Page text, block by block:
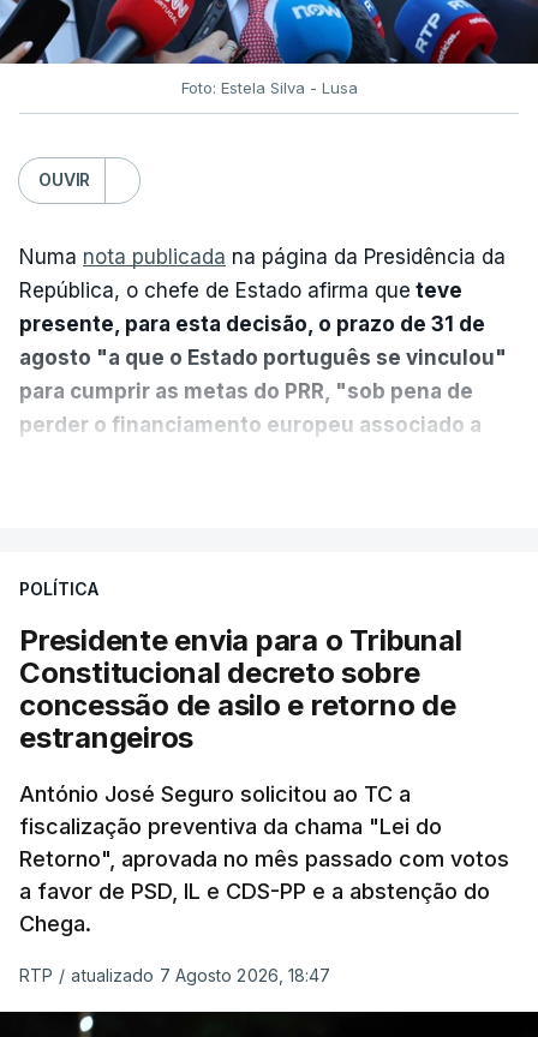
Foto: Estela Silva - Lusa
OUVIR
Numa nota publicada na página da Presidência da
República, o chefe de Estado afirma que teve
presente, para esta decisão, o prazo de 31 de
agosto "a que o Estado português se vinculou"
para cumprir as metas do PRR, "sob pena de
perder o financiamento europeu associado a
sistema mais simples, mais justo e transparente".
"Sempre que seja possível reduzir burocracias,
eliminar sobreposições e garantir que os apoios
chegam a quem mais necessita, estaremos a dar
um passo na direção certa", argumenta o
Presidente da República.
Assegurar que "ninguém é
prejudicado"
O Preisdente deixa, no entanto, deixa alguns
POLÍTICA
Presidente envia para o Tribunal
Constitucional decreto sobre
concessão de asilo e retorno de
estrangeiros
António José Seguro solicitou ao TC a
fiscalização preventiva da chama "Lei do
Retorno", aprovada no mês passado com votos
a favor de PSD, IL e CDS-PP e a abstenção do
Chega.
RTP / atualizado 7 Agosto 2026, 18:47